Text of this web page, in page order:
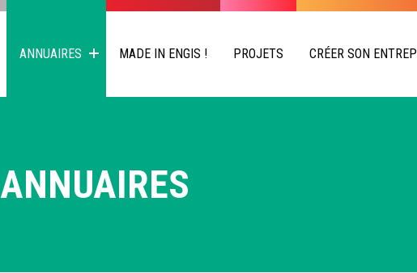
ANNUAIRES MADE IN ENGIS ! PROJETS CRÉER SON
ANNUAIRES